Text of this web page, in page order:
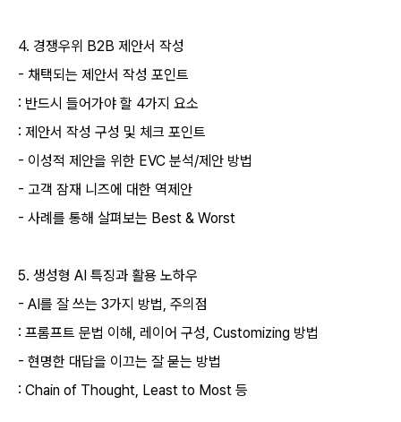
4. 경쟁우위 B2B 제안서 작성
- 채택되는 제안서 작성 포인트
: 반드시 들어가야 할 4가지 요소
: 제안서 작성 구성 및 체크 포인트
- 이성적 제안을 위한 EVC 분석/제안 방법
- 고객 잠재 니즈에 대한 역제안
- 사례를 통해 살펴보는 Best & Worst
5. 생성형 AI 특징과 활용 노하우
- AI를 잘 쓰는 3가지 방법, 주의점
: 프롬프트 문법 이해, 레이어 구성, Customizing 방법
- 현명한 대답을 이끄는 잘 묻는 방법
: Chain of Thought, Least to Most 등